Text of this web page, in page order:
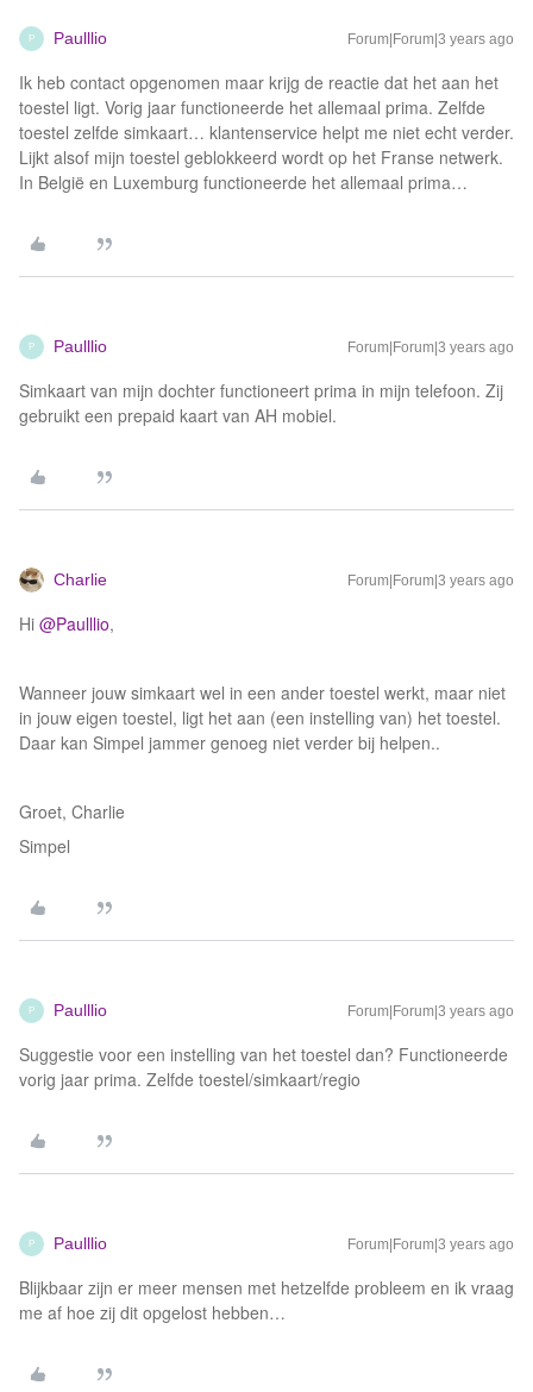
P Paulllio Forum|Forum|3 years ago
Ik heb contact opgenomen maar krijg de reactie dat het aan het
toestel ligt. Vorig jaar functioneerde het allemaal prima. Zelfde
toestel zelfde simkaart… klantenservice helpt me niet echt verder.
Lijkt alsof mijn toestel geblokkeerd wordt op het Franse netwerk.
In België en Luxemburg functioneerde het allemaal prima…
P Paulllio Forum|Forum|3 years ago
Simkaart van mijn dochter functioneert prima in mijn telefoon. Zij
gebruikt een prepaid kaart van AH mobiel.
Charlie Forum|Forum|3 years ago
Hi @Paulllio,
Wanneer jouw simkaart wel in een ander toestel werkt, maar niet
in jouw eigen toestel, ligt het aan (een instelling van) het toestel.
Daar kan Simpel jammer genoeg niet verder bij helpen..
Groet, Charlie
Simpel
P Paulllio Forum|Forum|3 years ago
Suggestie voor een instelling van het toestel dan? Functioneerde
vorig jaar prima. Zelfde toestel/simkaart/regio
P Paulllio Forum|Forum|3 years ago
Blijkbaar zijn er meer mensen met hetzelfde probleem en ik vraag
me af hoe zij dit opgelost hebben…